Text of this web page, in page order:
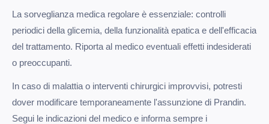
La sorveglianza medica regolare è essenziale: controlli
periodici della glicemia, della funzionalità epatica e dell'efficacia
del trattamento. Riporta al medico eventuali effetti indesiderati
o preoccupanti.
In caso di malattia o interventi chirurgici improvvisi, potresti
dover modificare temporaneamente l'assunzione di Prandin.
Segui le indicazioni del medico e informa sempre i